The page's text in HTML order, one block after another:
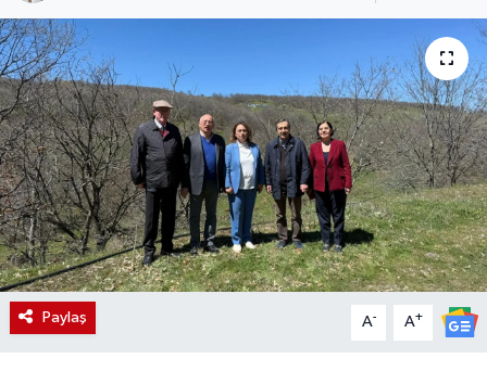
Paylaş A- A+